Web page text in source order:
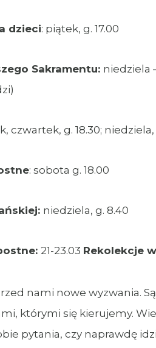
dzieci: piątek, g. 17.00
Sakramentu: niedziela
czwartek, g. 18.30; niedziela,
: sobota g. 18.00
niedziela, g. 8.40
21-23.03 Rekolekcje
nami nowe wyzwania.
którymi się kierujemy.
pytania, czy naprawdę